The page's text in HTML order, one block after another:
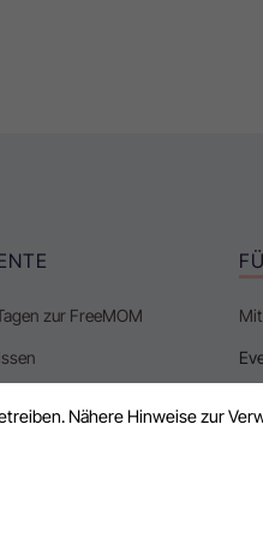
zur FreeMOM
Nähere Hinweise zur